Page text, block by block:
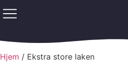
Hjem / Ekstra store laken